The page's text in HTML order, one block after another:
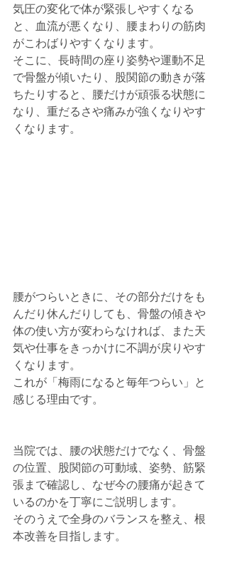
気圧の変化で体が緊張しやすくなる
と、血流が悪くなり、腰まわりの筋肉
がこわばりやすくなります。
そこに、長時間の座り姿勢や運動不足
で骨盤が傾いたり、股関節の動きが落
ちたりすると、腰だけが頑張る状態に
なり、重だるさや痛みが強くなりやす
くなります。
腰がつらいときに、その部分だけをも
んだり休んだりしても、骨盤の傾きや
体の使い方が変わらなければ、また天
気や仕事をきっかけに不調が戻りやす
くなります。
これが「梅雨になると毎年つらい」と
感じる理由です。
当院では、腰の状態だけでなく、骨盤
の位置、股関節の可動域、姿勢、筋緊
張まで確認し、なぜ今の腰痛が起きて
いるのかを丁寧にご説明します。
そのうえで全身のバランスを整え、根
本改善を目指します。